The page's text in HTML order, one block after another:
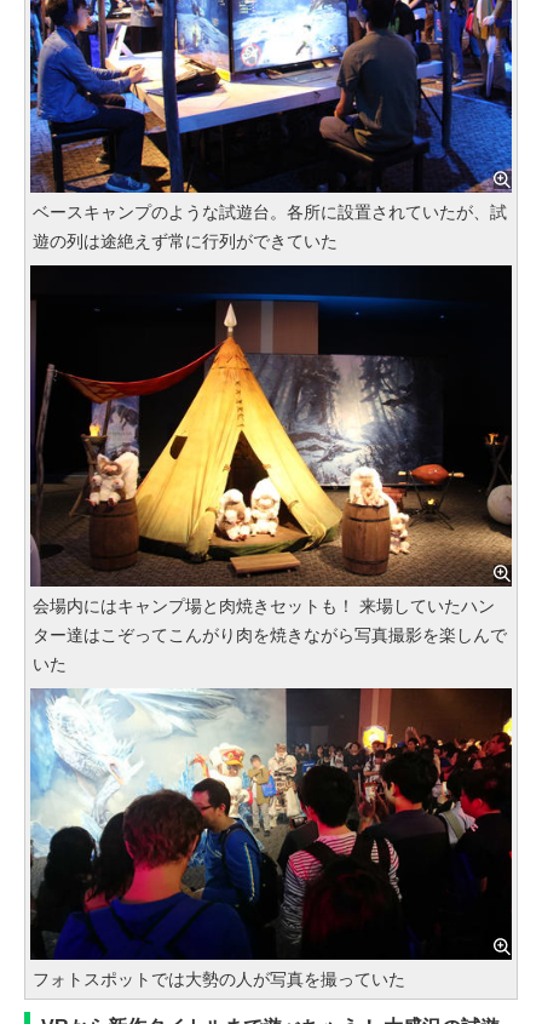
ベースキャンプのような試遊台。各所に設置されていたが、試
遊の列は途絶えず常に行列ができていた
会場内にはキャンプ場と肉焼きセットも！ 来場していたハン
ター達はこぞってこんがり肉を焼きながら写真撮影を楽しんで
いた
フォトスポットでは大勢の人が写真を撮っていた